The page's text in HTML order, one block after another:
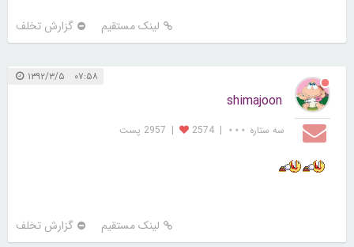
لینک مستقیم گزارش تخلف
۰۷:۵۸ ۱۳۹۲/۳/۵
shimajoon
سه ستاره ⋆⋆⋆ |
2574
| 2957 پست
لینک مستقیم گزارش تخلف